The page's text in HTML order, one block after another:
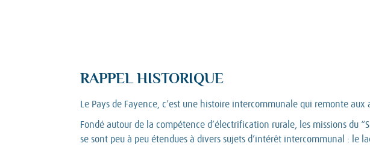
RAPPEL HISTORIQUE
Le Pays de Fayence, c’est une histoire intercommunale qui remonte aux
Fondé autour de la compétence d’électrification rurale, les missions du
se sont peu à peu étendues à divers sujets d’intérêt intercommunal : le